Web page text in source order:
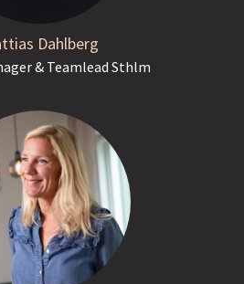
Dahlberg
& Teamlead Sthlm